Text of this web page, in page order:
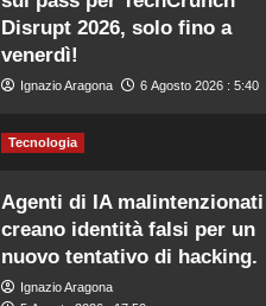
Disrupt 2026, solo fino a
venerdì!
Ignazio Aragona 6 Agosto 2026 : 5:40
Tecnologia
Agenti di IA malintenzionati
creano identità falsi per un
nuovo tentativo di hacking.
Ignazio Aragona